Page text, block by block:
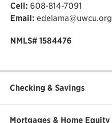
Cell: 608-814-7091
Email: edelama@uwcu.org
NMLS# 1584476
Checking & Savings
Mortgages & Home Equity